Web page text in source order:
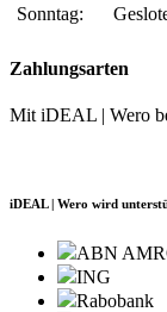
Sonntag:
Zahlungsarten
Mit iDEAL | Wero
iDEAL | Wero wird
ABN
ING
Rabobank